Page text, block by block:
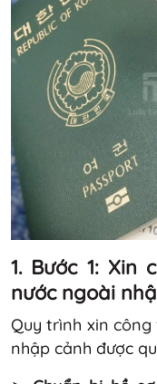
1. Bước 1: Xin
nước ngoài
Quy trình xin
nhập cảnh được